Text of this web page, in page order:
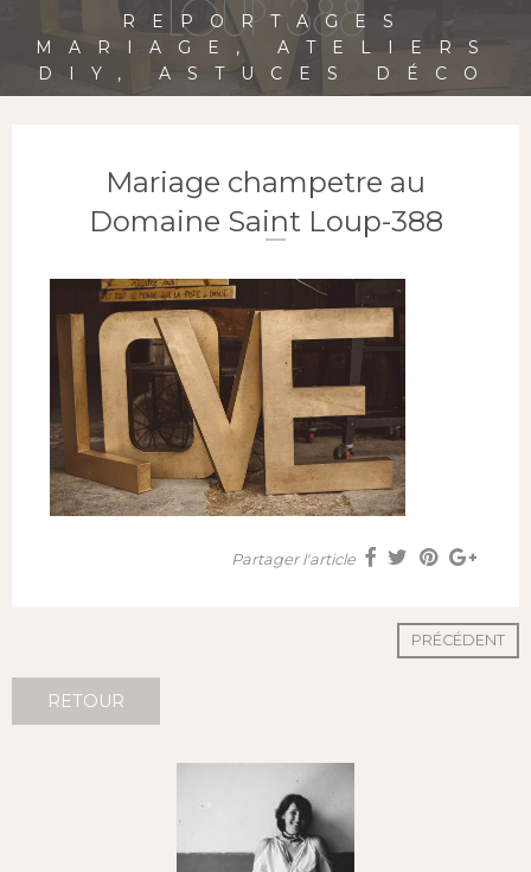
LOUP-388
REPORTAGES
MARIAGE, ATELIERS
DIY, ASTUCES DÉCO
Mariage champetre au
Domaine Saint Loup-388
Partager l'article
PRÉCÉDENT
RETOUR